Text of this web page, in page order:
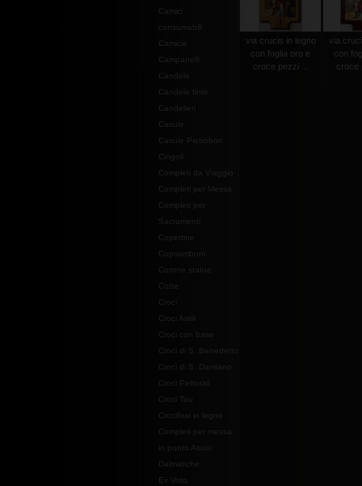
Campanelli
Candele
Candele finte
Candelieri
Casule
Casule Pietrobon
Cingoli
Completi da Viaggio
Completi per Messa
Completi per
Sacramenti
Copertine
Copriamboni
Corone statue
Cotte
Croci
Croci Astili
Croci con base
Croci di S. Benedetto
Croci di S. Damiano
Croci Pettorali
Croci Tau
Crocifissi in legno
Completi per messa
in punto Assisi
Dalmatiche
Ex Voto
via crucis in legno
con foglia oro e
croce pezzi ...
via
con
croce